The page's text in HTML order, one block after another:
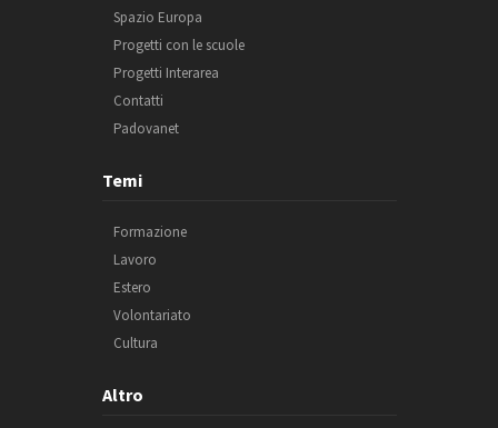
Spazio Europa
Progetti con le scuole
Progetti Interarea
Contatti
Padovanet
Temi
Formazione
Lavoro
Estero
Volontariato
Cultura
Altro